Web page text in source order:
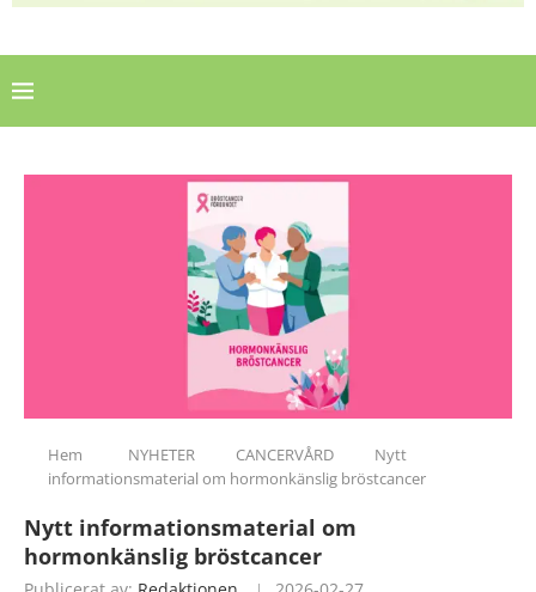
Hem NYHETER CANCERVÅRD
Nytt
informationsmaterial om hormonkänslig bröstcancer
Nytt informationsmaterial om
hormonkänslig bröstcancer